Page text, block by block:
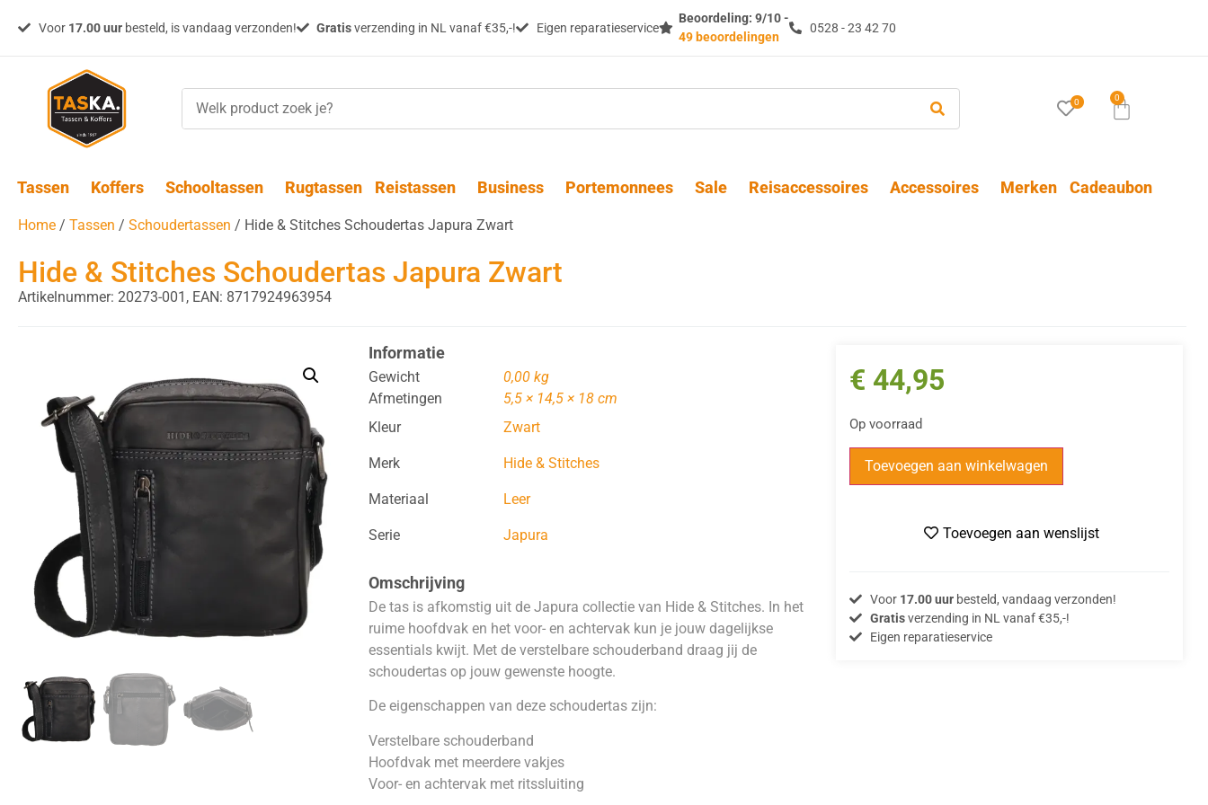
Voor 17.00 uurbesteld, is vandaag verzonden! Gratisverzending in NL vanaf €35,-! Eigen reparatieservice
Beoordeling: 9/10 -
49 beoordelingen
0528 - 23 42 70
0 0
Tassen Koffers Schooltassen Rugtassen Reistassen Business Portemonnees Sale Reisaccessoires Accessoires Merken Cadeaubon
Home / Tassen / Schoudertassen / Hide & Stitches Schoudertas Japura Zwart
Hide & Stitches Schoudertas Japura Zwart
Artikelnummer: 20273-001, EAN: 8717924963954
Informatie
Gewicht
0,00 kg
Afmetingen
5,5 × 14,5 × 18 cm
Kleur
Zwart
Merk Hide & Stitches
Materiaal Leer
Serie Japura
Omschrijving
De tas is afkomstig uit de Japura collectie van Hide & Stitches. In het
ruime hoofdvak en het voor- en achtervak kun je jouw dagelijkse
essentials kwijt. Met de verstelbare schouderband draag jij de
schoudertas op jouw gewenste hoogte.
De eigenschappen van deze schoudertas zijn:
Verstelbare schouderband
Hoofdvak met meerdere vakjes
Voor- en achtervak met ritssluiting
€ 44,95
Op voorraad
Toevoegen aan winkelwagen
Toevoegen aan wenslijst
Voor 17.00 uurbesteld, vandaag verzonden!
Gratisverzending in NL vanaf €35,-!
Eigen reparatieservice